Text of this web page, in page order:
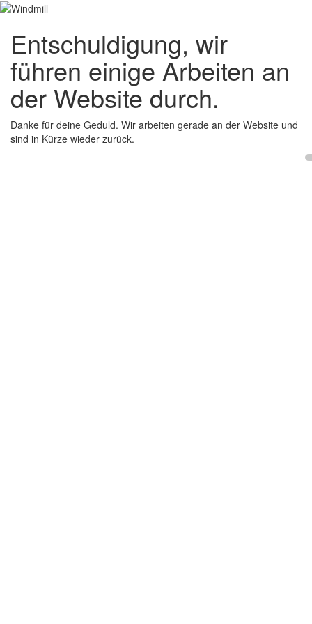
Entschuldigung, wir
führen einige Arbeiten an
der Website durch.
Danke für deine Geduld. Wir arbeiten gerade an der Website und
sind in Kürze wieder zurück.